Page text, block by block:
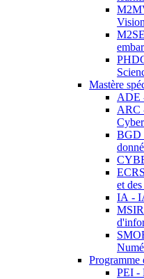
Mastère
ADE
ARC
BGD
et
IA -
MSIR
Programme
PEI -